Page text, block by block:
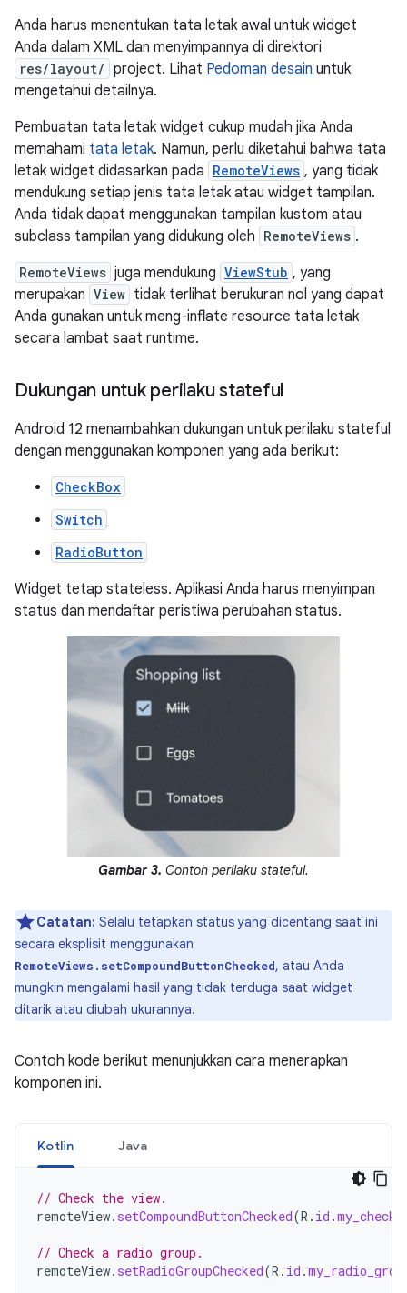
Anda harus menentukan tata letak awal untuk widget
Anda dalam XML dan menyimpannya di direktori
res/layout/ project. Lihat Pedoman desain untuk
mengetahui detailnya.
Pembuatan tata letak widget cukup mudah jika Anda
memahami tata letak. Namun, perlu diketahui bahwa tata
letak widget didasarkan pada RemoteViews , yang tidak
mendukung setiap jenis tata letak atau widget tampilan.
Anda tidak dapat menggunakan tampilan kustom atau
subclass tampilan yang didukung oleh RemoteViews .
RemoteViews juga mendukung ViewStub , yang
merupakan View tidak terlihat berukuran nol yang dapat
Anda gunakan untuk meng-inflate resource tata letak
secara lambat saat runtime.
Dukungan untuk perilaku stateful
Android 12 menambahkan dukungan untuk perilaku stateful
dengan menggunakan komponen yang ada berikut:
CheckBox
Switch
RadioButton
Widget tetap stateless. Aplikasi Anda harus menyimpan
status dan mendaftar peristiwa perubahan status.
Gambar 3. Contoh perilaku stateful.
Catatan: Selalu tetapkan status yang dicentang saat ini
secara eksplisit menggunakan
RemoteViews.setCompoundButtonChecked, atau Anda
mungkin mengalami hasil yang tidak terduga saat widget
ditarik atau diubah ukurannya.
Contoh kode berikut menunjukkan cara menerapkan
komponen ini.
Kotlin Java
// Check the view.
remoteView. setCompoundButtonChecked(R . id .
// Check a radio group.
remoteView. setRadioGroupChecked(R . id .